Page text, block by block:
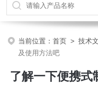
当前位置：首页 >技术
及使用方法吧
了解一下便携式